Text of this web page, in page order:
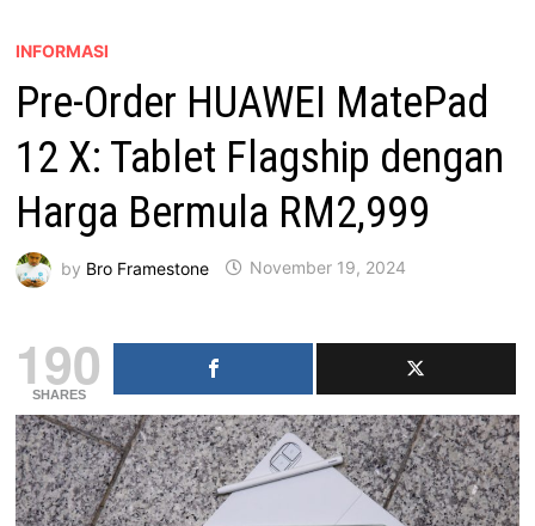
INFORMASI
Pre-Order HUAWEI MatePad
12 X: Tablet Flagship dengan
Harga Bermula RM2,999
by Bro Framestone November 19, 2024
190
SHARES